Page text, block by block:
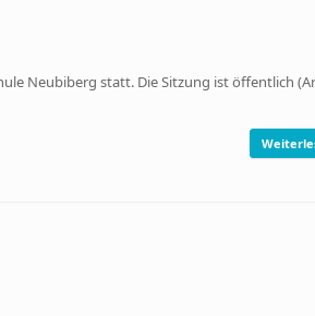
Neubiberg statt. Die Sitzung ist öffentlich